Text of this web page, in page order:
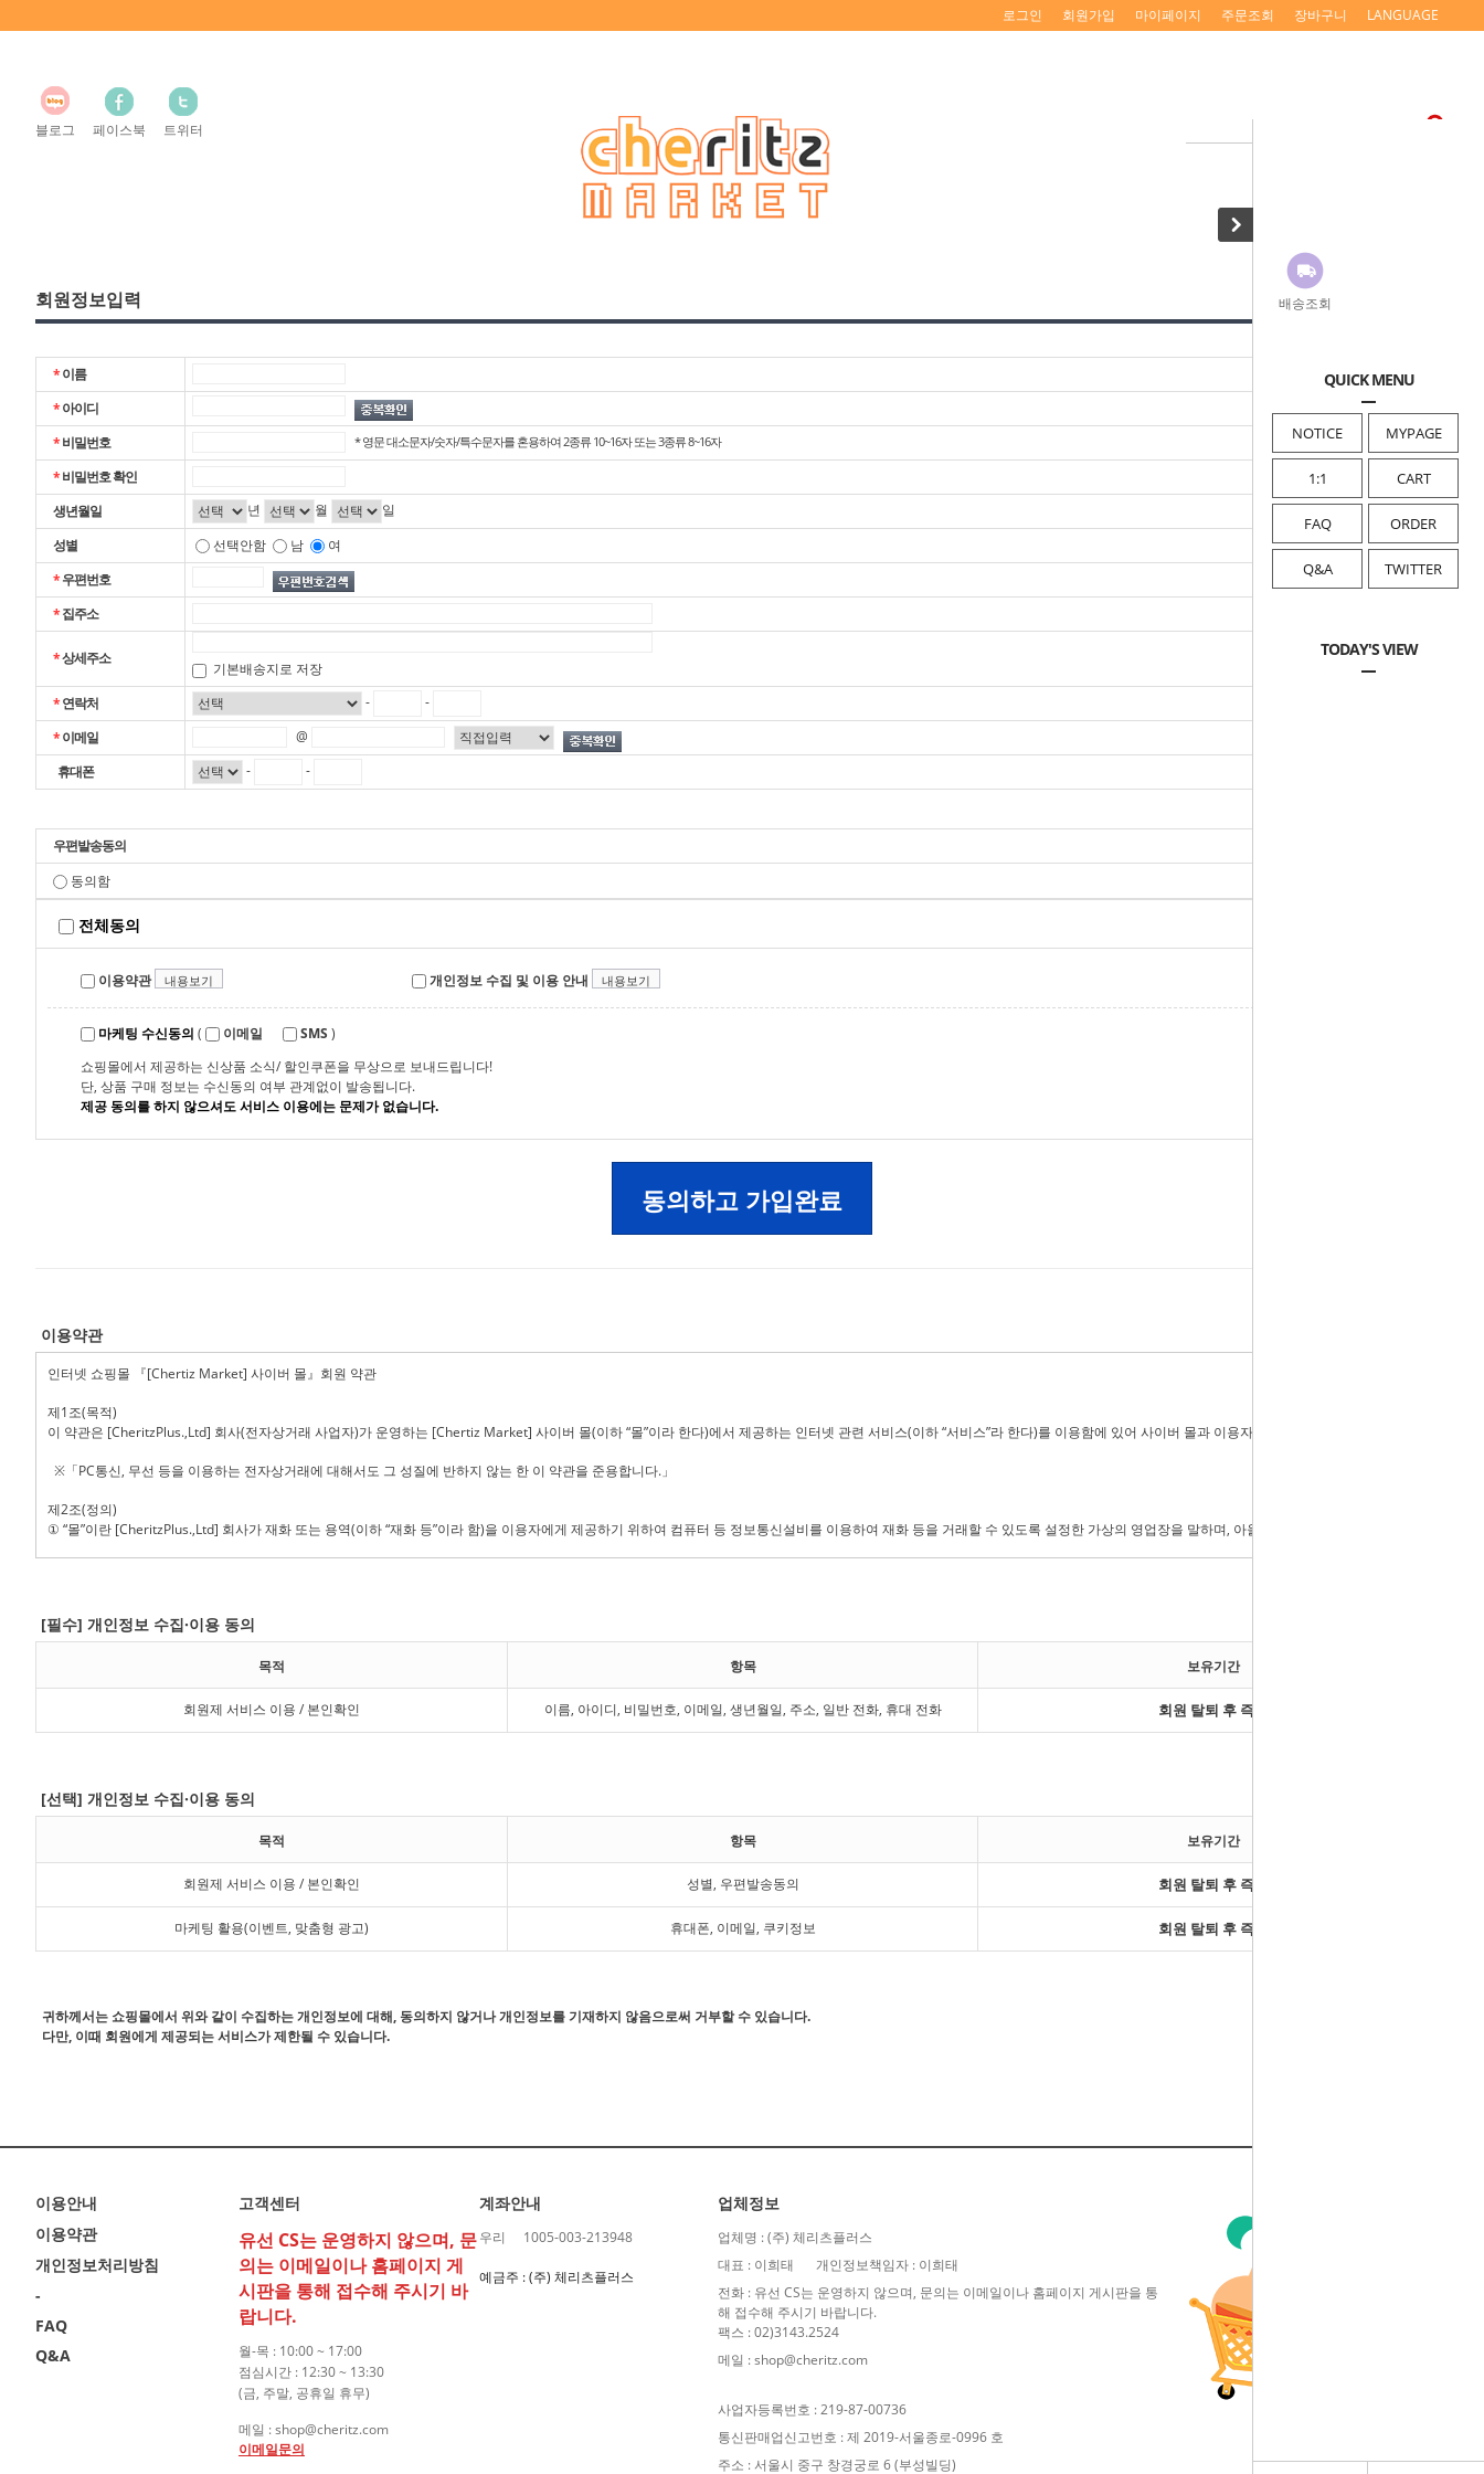
배송조회
QUICK MENU
NOTICE MYPAGE
1:1 CART
FAQ ORDER
Q&A TWITTER
TODAY'S VIEW
로그인 회원가입 마이페이지 주문조회 장바구니 LANGUAGE
블로그 페이스북 트위터
회원정보입력
*이름
*아이디
*비밀번호 * 영문 대소문자/숫자/특수문자를 혼용하여 2종류 10~16자 또는 3종류 8~16자
*비밀번호 확인
생년월일
년 월
일
성별
선택안함 남
여
*우편번호
*집주소
*상세주소
기본배송지로 저장
*연락처 -
-
*이메일
@
휴대폰
- -
우편발송동의
동의함
전체동의
이용약관 내용보기 개인정보 수집 및 이용 안내 내용보기
마케팅 수신동의 ( 이메일 SMS )
쇼핑몰에서 제공하는 신상품 소식/ 할인쿠폰을 무상으로 보내드립니다!
단, 상품 구매 정보는 수신동의 여부 관계없이 발송됩니다.
제공 동의를 하지 않으셔도 서비스 이용에는 문제가 없습니다.
동의하고 가입완료
이용약관
[필수] 개인정보 수집·이용 동의
목적 항목 보유기간
회원제 서비스 이용 / 본인확인 이름, 아이디, 비밀번호, 이메일, 생년월일, 주소, 일반 전화, 휴대 전화 회원 탈퇴 후 즉시
[선택] 개인정보 수집·이용 동의
목적 항목 보유기간
회원제 서비스 이용 / 본인확인 성별, 우편발송동의 회원 탈퇴 후 즉시
마케팅 활용(이벤트, 맞춤형 광고) 휴대폰, 이메일, 쿠키정보 회원 탈퇴 후 즉시
귀하께서는 쇼핑몰에서 위와 같이 수집하는 개인정보에 대해, 동의하지 않거나 개인정보를 기재하지 않음으로써 거부할 수 있습니다.
다만, 이때 회원에게 제공되는 서비스가 제한될 수 있습니다.
이용안내
이용약관
개인정보처리방침
-
FAQ
Q&A
고객센터
유선 CS는 운영하지 않으며, 문
의는 이메일이나 홈페이지 게
시판을 통해 접수해 주시기 바
랍니다.
월-목 : 10:00 ~ 17:00
점심시간 : 12:30 ~ 13:30
(금, 주말, 공휴일 휴무)
메일 : shop@cheritz.com
이메일문의
계좌안내
우리 1005-003-213948
예금주 : (주) 체리츠플러스
업체정보
업체명 : (주) 체리츠플러스
대표 : 이희태
개인정보책임자 : 이희태
전화 : 유선 CS는 운영하지 않으며, 문의는 이메일이나 홈페이지 게시판을 통
해 접수해 주시기 바랍니다.
팩스 : 02)3143.2524
메일 : shop@cheritz.com
사업자등록번호 : 219-87-00736
통신판매업신고번호 : 제 2019-서울종로-0996 호
주소 : 서울시 중구 창경궁로 6 (부성빌딩)